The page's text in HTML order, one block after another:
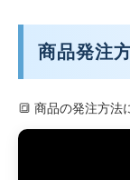
商品発注
🔳 商品の発注方法